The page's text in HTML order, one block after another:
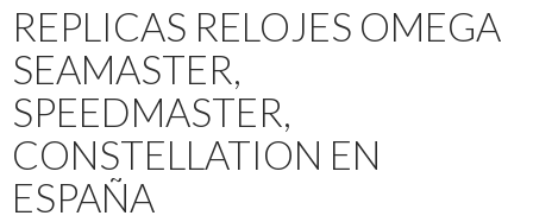
REPLICAS RELOJES OMEGA
SEAMASTER,
SPEEDMASTER,
CONSTELLATION EN
ESPAÑA